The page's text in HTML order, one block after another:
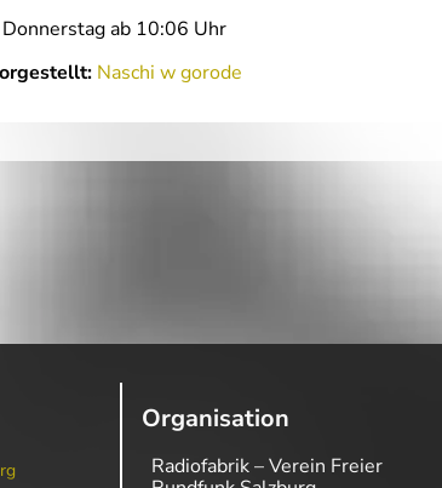
Donnerstag ab 10:06 Uhr
Naschi w gorode
Organisation
Radiofabrik – Verein Freier